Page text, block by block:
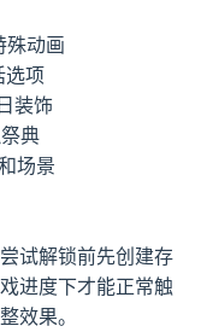
殊动画
选项
装饰
典
场景
试解锁前先创建存
进度下才能正常触
效果。